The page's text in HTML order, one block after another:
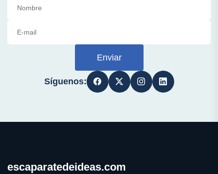
Enviar
Síguenos:
escaparatedeideas.com